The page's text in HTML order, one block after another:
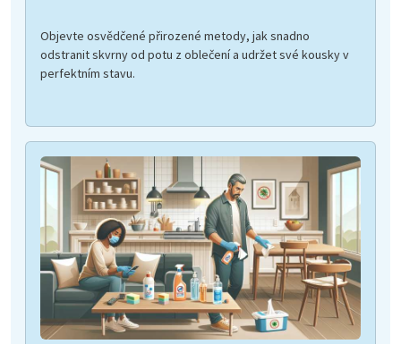
Objevte osvědčené přirozené metody, jak snadno
odstranit skvrny od potu z oblečení a udržet své kousky v
perfektním stavu.